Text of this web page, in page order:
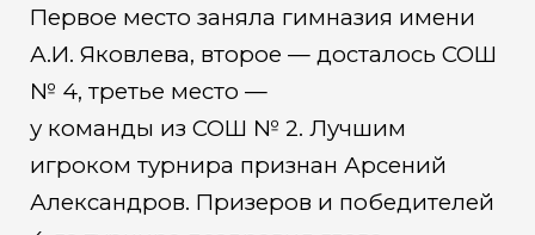
Первое место заняла гимназия имени
А.И. Яковлева, второе — досталось СОШ
№ 4, третье место —
у команды из СОШ № 2. Лучшим
игроком турнира признан Арсений
Александров. Призеров и победителей